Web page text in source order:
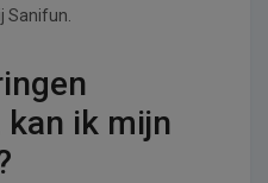
Sanifun.
ik mijn